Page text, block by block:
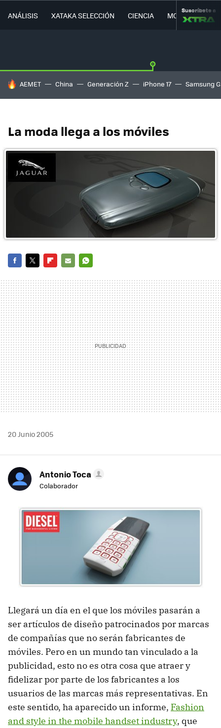
ANÁLISIS XATAKA SELECCIÓN CIENCIA MOVILIDAD
Suscríbete a
HOY SE HABLA DE
AEMET China Generación Z iPhone 17 Samsung
La moda llega a los móviles
MAIL
20 Junio 2005
Antonio Toca
Colaborador
Llegará un día en el que los móviles pasarán a
ser artículos de diseño patrocinados por marcas
de compañías que no serán fabricantes de
móviles. Pero en un mundo tan vinculado a la
publicidad, esto no es otra cosa que atraer y
fidelizar por parte de los fabricantes a los
usuarios de las marcas más representativas. En
este sentido, ha aparecido un informe, Fashion
and style in the mobile handset industry, que